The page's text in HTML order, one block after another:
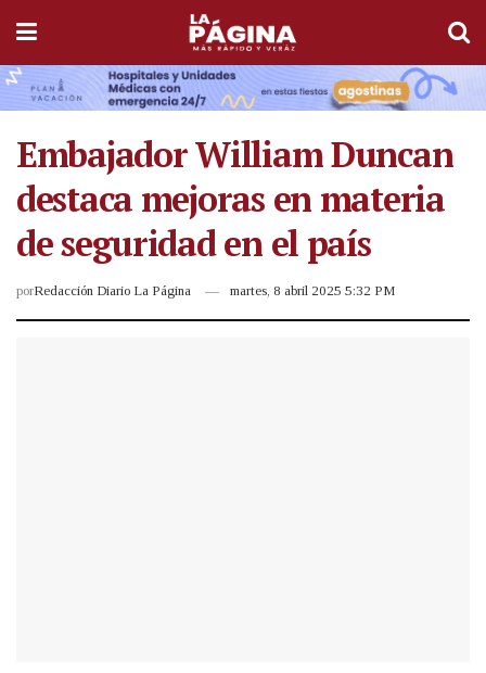
Embajador William Duncan
destaca mejoras en materia
de seguridad en el país
porRedacción Diario La Página martes, 8 abril 2025 5:32 PM